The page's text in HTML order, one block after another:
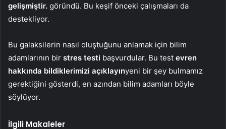
gelişmiştir. göründü. Bu keşif önceki çalışmaları da
destekliyor.
Bu galaksilerin nasıl oluştuğunu anlamak için bilim
adamlarının bir stres testi başvurdular. Bu test evren
hakkında bildiklerimizi açıklayınyeni bir şey bulmamız
gerektiğini gösterdi, en azından bilim adamları böyle
söylüyor.
İlgili Makaleler